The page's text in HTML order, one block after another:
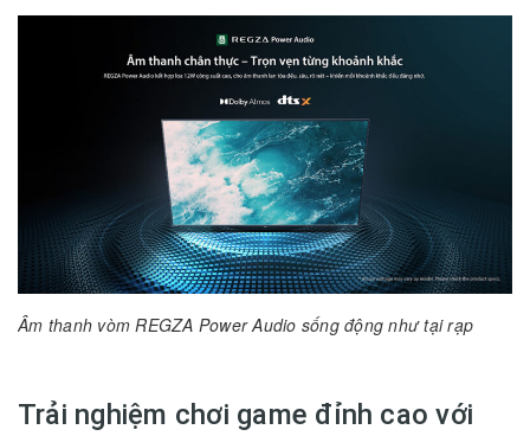
Âm thanh vòm REGZA Power Audio sống động như tại rạp
Trải nghiệm chơi game đỉnh cao với